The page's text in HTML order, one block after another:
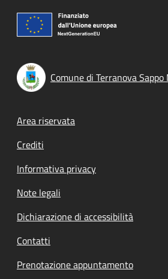
Comune di Terranova
Footer menu
Area riservata
Crediti
Informativa privacy
Note legali
Dichiarazione di accessibilità
Contatti
Prenotazione appuntamento